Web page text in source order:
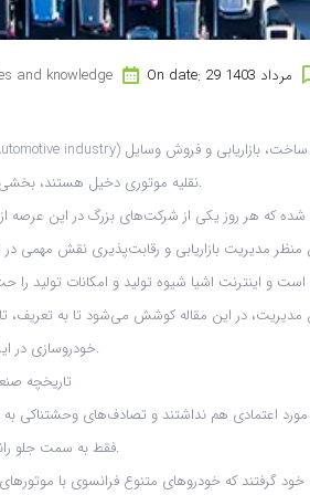
and knowledge On date: 29 مرداد 1403
نقلیه موتوری دخیل هستند، بخشی از این صنعت هستند.
شده که هر روز یکی از شرکت‌های بزرگ در این عرصه
اینترنت اشیا شیوه تولید و امکانات تولید را
مدیریت، در این مقاله کوشش می‌شود تا به تعریف،
خودروسازی در ایران و جهان اشاره شود.
تاریخچه
۲۰ کیلومتر بر ساعت بود و جالب تر اینکه ترمزهای مورد اعتمادی هم نداشتند و
فقط به سمت جلو رانندگی کردن ممکن بود.